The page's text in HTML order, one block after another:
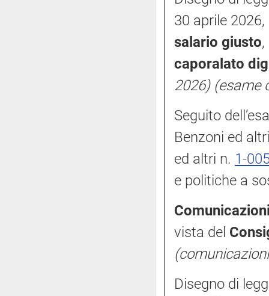
30 aprile
salario giusto,
caporalato
2026) (esame
Seguito
Benzoni ed
ed altri n. 1-
e politiche a
vista del
Disegno di